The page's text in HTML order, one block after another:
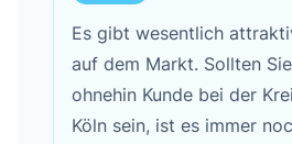
Es gibt wesentlich
auf dem Markt. Sollten
ohnehin Kunde bei der
Köln sein, ist es immer